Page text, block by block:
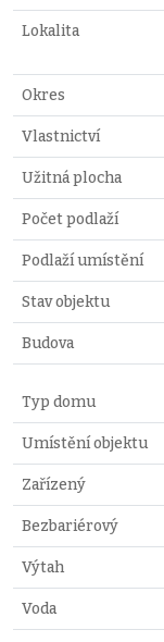
Lokalita
Okres
Vlastnictví
Užitná plocha
Počet podlaží
Podlaží umístění
Stav objektu
Budova
Typ domu
Umístění objektu
Zařízený
Bezbariérový
Výtah
Voda